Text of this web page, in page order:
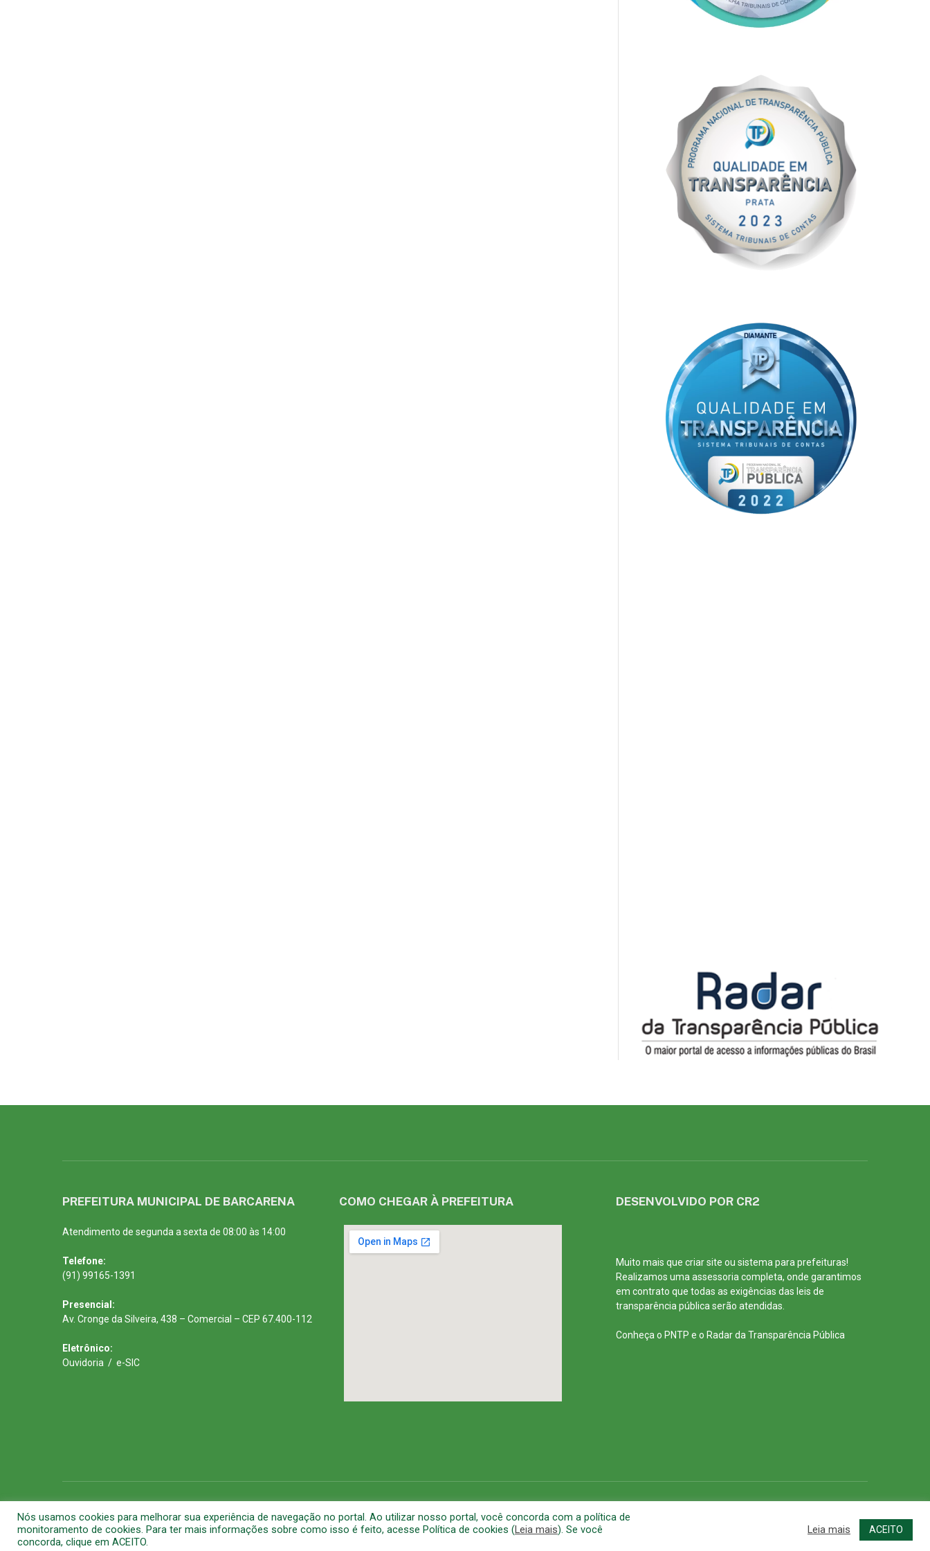
PREFEITURA MUNICIPAL DE BARCARENA
Atendimento de segunda a sexta de 08:00 às 14:00
Telefone:
(91) 99165-1391
Presencial:
Av. Cronge da Silveira, 438 – Comercial – CEP 67.400-112
Eletrônico:
Ouvidoria / e-SIC
COMO CHEGAR À PREFEITURA DESENVOLVIDO POR CR2
Muito mais que criar site ou sistema para prefeituras!
Realizamos uma assessoria completa, onde garantimos
em contrato que todas as exigências das leis de
transparência pública serão atendidas.
Conheça o PNTP e o Radar da Transparência Pública
Nós usamos cookies para melhorar sua experiência de navegação no portal. Ao utilizar nosso portal, você concorda com a política de
monitoramento de cookies. Para ter mais informações sobre como isso é feito, acesse Política de cookies (Leia mais). Se você
concorda, clique em ACEITO.
Leia mais ACEITO